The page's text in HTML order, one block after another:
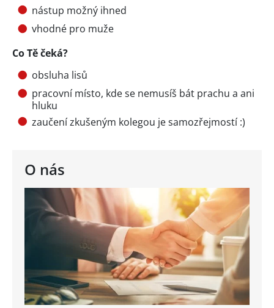
O nás
nástup možný ihned
vhodné pro muže
Co Tě čeká?
obsluha lisů
pracovní místo, kde se nemusíš bát prachu a ani
hluku
zaučení zkušeným kolegou je samozřejmostí :)